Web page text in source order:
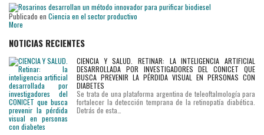
Publicado en Ciencia en el sector productivo
More
NOTICIAS RECIENTES
CIENCIA Y SALUD. RETINAR: LA INTELIGENCIA ARTIFICIAL
DESARROLLADA POR INVESTIGADORES DEL CONICET QUE
BUSCA PREVENIR LA PÉRDIDA VISUAL EN PERSONAS CON
DIABETES
Se trata de una plataforma argentina de teleoftalmología para
fortalecer la detección temprana de la retinopatía diabética.
Detrás de esta…